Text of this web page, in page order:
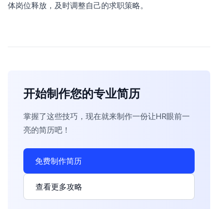
体岗位释放，及时调整自己的求职策略。
开始制作您的专业简历
掌握了这些技巧，现在就来制作一份让HR眼前一
亮的简历吧！
免费制作简历
查看更多攻略